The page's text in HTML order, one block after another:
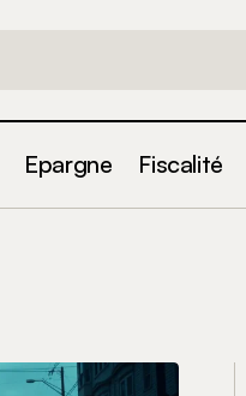
Epargne Fiscalité